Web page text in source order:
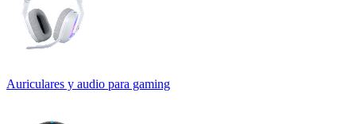
Auriculares y audio para gaming